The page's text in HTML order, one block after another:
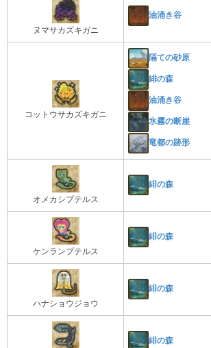
ヌマサカズキガニ
油涌き谷
コットウサカズキガニ
隔ての砂原
緋の森
油涌き谷
氷霧の断崖
竜都の跡形
オメカシプテルス
緋の森
ケンランプテルス
緋の森
ハナショウジョウ
緋の森
緋の森